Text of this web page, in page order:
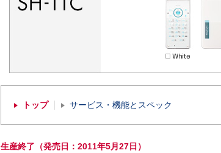
トップ サービス・機能とスペック
生産終了（発売日：2011年5月27日）